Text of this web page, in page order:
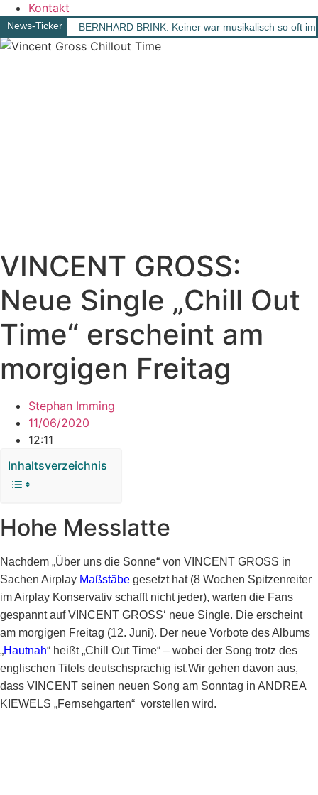
Kontakt
News-Ticker BERNHARD BRINK: Keiner war musikalisch so oft
VINCENT GROSS:
Neue Single „Chill Out
Time“ erscheint am
morgigen Freitag
Stephan Imming
11/06/2020
12:11
Inhaltsverzeichnis
Hohe Messlatte
Nachdem „Über uns die Sonne“ von VINCENT GROSS in
Sachen Airplay Maßstäbe gesetzt hat (8 Wochen Spitzenreiter
im Airplay Konservativ schafft nicht jeder), warten die Fans
gespannt auf VINCENT GROSS‘ neue Single. Die erscheint
am morgigen Freitag (12. Juni). Der neue Vorbote des Albums
„Hautnah“ heißt „Chill Out Time“ – wobei der Song trotz des
englischen Titels deutschsprachig ist.Wir gehen davon aus,
dass VINCENT seinen neuen Song am Sonntag in ANDREA
KIEWELS „Fernsehgarten“ vorstellen wird.